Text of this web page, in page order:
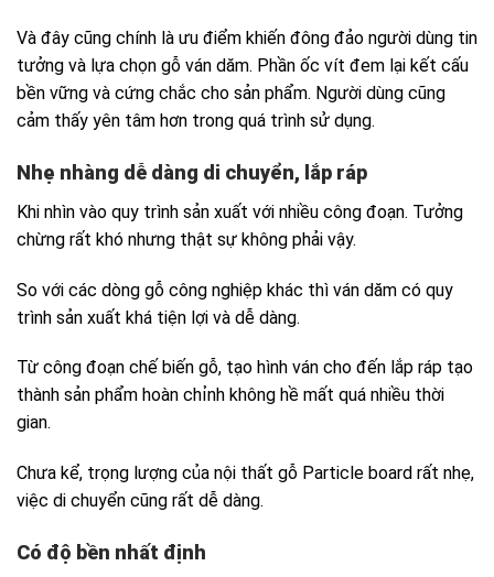
Và đây cũng chính là ưu điểm khiến đông đảo người dùng tin
tưởng và lựa chọn gỗ ván dăm. Phần ốc vít đem lại kết cấu
bền vững và cứng chắc cho sản phẩm. Người dùng cũng
cảm thấy yên tâm hơn trong quá trình sử dụng.
Nhẹ nhàng dễ dàng di chuyển, lắp ráp
Khi nhìn vào quy trình sản xuất với nhiều công đoạn. Tưởng
chừng rất khó nhưng thật sự không phải vậy.
So với các dòng gỗ công nghiệp khác thì ván dăm có quy
trình sản xuất khá tiện lợi và dễ dàng.
Từ công đoạn chế biến gỗ, tạo hình ván cho đến lắp ráp tạo
thành sản phẩm hoàn chỉnh không hề mất quá nhiều thời
gian.
Chưa kể, trọng lượng của nội thất gỗ Particle board rất nhẹ,
việc di chuyển cũng rất dễ dàng.
Có độ bền nhất định